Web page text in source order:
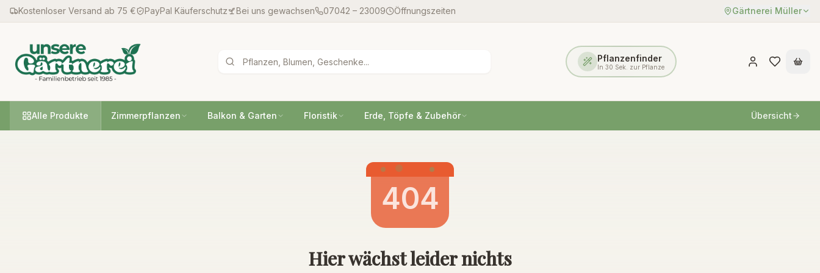
Kostenloser Versand ab 75 € PayPal Käuferschutz Bei uns gewachsen 07042 – 23009 Öffnungszeiten Gärtnerei Müller
Pflanzenfinder
In 30 Sek. zur Pflanze
Alle Produkte Zimmerpflanzen Balkon & Garten Floristik Erde, Töpfe & Zubehör Übersicht
404
Hier wächst leider nichts